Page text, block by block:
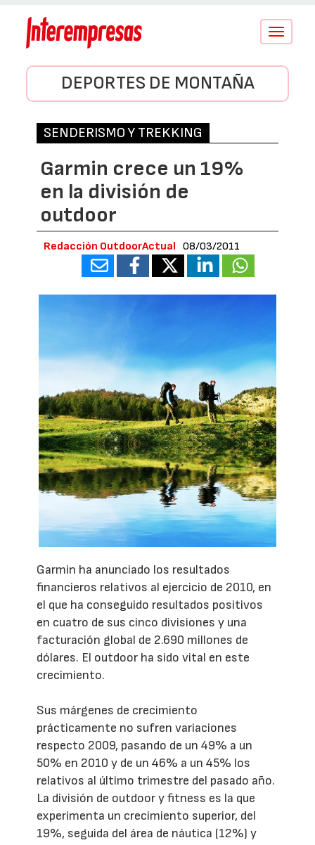
Conmutar
DEPORTES DE MONTAÑA
SENDERISMO Y TREKKING
Garmin crece un 19%
en la división de
outdoor
Redacción OutdoorActual 08/03/2011
Garmin ha anunciado los resultados
financieros relativos al ejercicio de 2010, en
el que ha conseguido resultados positivos
en cuatro de sus cinco divisiones y una
facturación global de 2.690 millones de
dólares. El outdoor ha sido vital en este
crecimiento.
Sus márgenes de crecimiento
prácticamente no sufren variaciones
respecto 2009, pasando de un 49% a un
50% en 2010 y de un 46% a un 45% los
relativos al último trimestre del pasado año.
La división de outdoor y fitness es la que
experimenta un crecimiento superior, del
19%, seguida del área de náutica (12%) y